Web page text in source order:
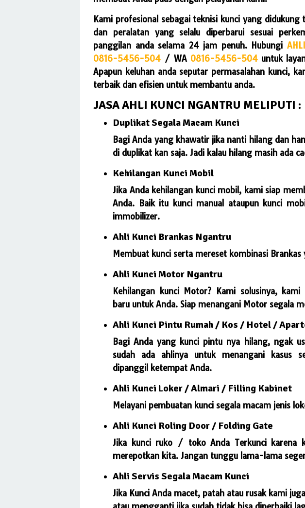
Kami profesional sebagai teknisi kunci yang
dan peralatan yang selalu diperbarui sesuai
panggilan anda selama 24 jam penuh. Hubungi
0816-5456-504 / WA 0816-5456-504 untuk
Apapun keluhan anda seputar permasalahan kunci,
terbaik dan efisien untuk membantu anda.
JASA AHLI KUNCI NGANTRU MELIPUTI :
Duplikat Segala Macam Kunci
Bagi Anda yang khawatir jika nanti hilang dan
di duplikat kan saja. Jadi kalau hilang masih ada
Kehilangan Kunci Mobil
Jika Anda kehilangan kunci mobil, kami siap
Anda. Baik itu kunci manual ataupun kunci
immobilizer.
Ahli Kunci Brankas Ngantru
Membuat kunci serta mereset kombinasi Brankas
Ahli Kunci Motor Ngantru
Kehilangan kunci Motor? Kami solusinya,
baru untuk Anda. Siap menangani Motor segala
Ahli Kunci Pintu Rumah / Kos / Hotel /
Bagi Anda yang kunci pintu nya hilang, ngak
sudah ada ahlinya untuk menangani kasus
dipanggil ketempat Anda.
Ahli Kunci Loker / Almari / Filling Kabinet
Melayani pembuatan kunci segala macam jenis
Ahli Kunci Roling Door / Folding Gate
Jika kunci ruko / toko Anda Terkunci karena
merepotkan kita. Jangan tunggu lama-lama
Ahli Servis Segala Macam Kunci
Jika Kunci Anda macet, patah atau rusak kami